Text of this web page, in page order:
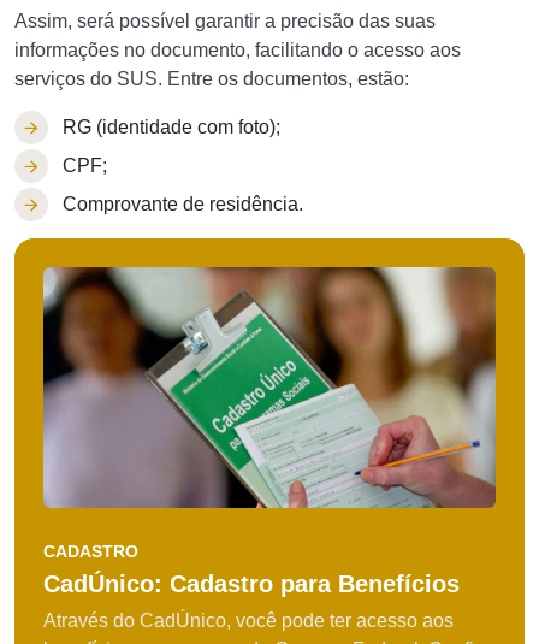
Assim, será possível garantir a precisão das suas
informações no documento, facilitando o acesso aos
serviços do SUS. Entre os documentos, estão:
RG (identidade com foto);
CPF;
Comprovante de residência.
CADASTRO
CadÚnico: Cadastro para Benefícios
Através do CadÚnico, você pode ter acesso aos